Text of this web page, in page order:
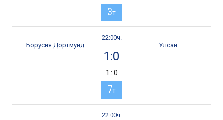
3т
22:00ч.
Борусия Дортмунд
1:0
Улсан
1 : 0
7т
22:00ч.